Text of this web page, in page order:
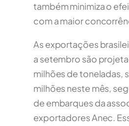
também minimiza o
com a maior
As exportações
a setembro são
milhões de toneladas,
milhões neste mês,
de embarques da
exportadores Anec.